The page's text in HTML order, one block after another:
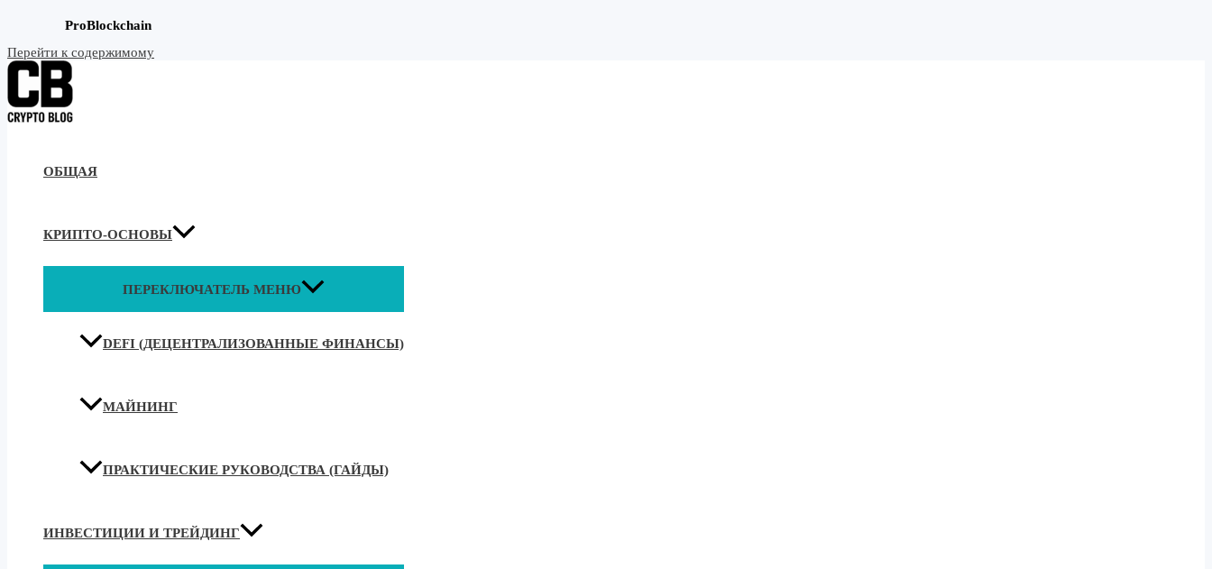
ProBlockchain
Перейти к содержимому
ОБЩАЯ
КРИПТО-ОСНОВЫ
ПЕРЕКЛЮЧАТЕЛЬ МЕНЮ
DEFI (ДЕЦЕНТРАЛИЗОВАННЫЕ ФИНАНСЫ)
МАЙНИНГ
ПРАКТИЧЕСКИЕ РУКОВОДСТВА (ГАЙДЫ)
ИНВЕСТИЦИИ И ТРЕЙДИНГ